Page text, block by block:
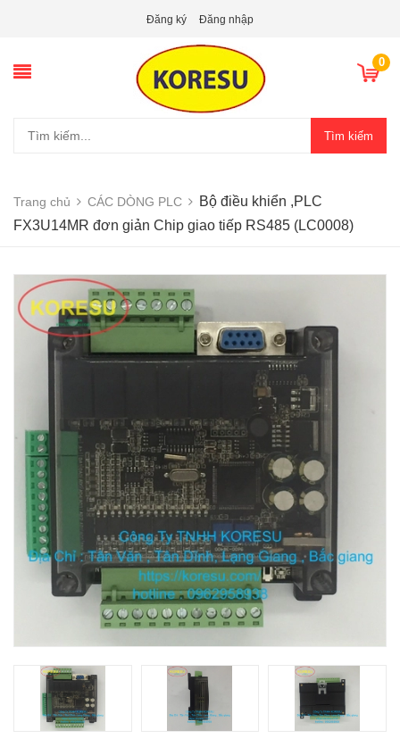
Đăng ký Đăng nhập
0
Tìm kiếm
Trang chủ CÁC DÒNG PLC
Bộ điều khiển ,PLC
FX3U14MR đơn giản Chip giao tiếp RS485 (LC0008)